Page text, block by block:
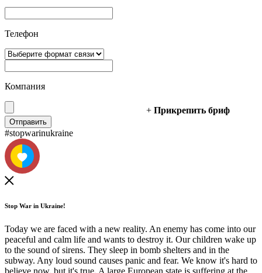
Телефон
Компания
+ Прикрепить бриф
#stopwarinukraine
Stop War in Ukraine!
Today we are faced with a new reality. An enemy has come into our
peaceful and calm life and wants to destroy it. Our children wake up
to the sound of sirens. They sleep in bomb shelters and in the
subway. Any loud sound causes panic and fear. We know it's hard to